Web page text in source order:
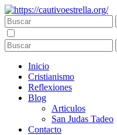
Inicio
Cristianismo
Reflexiones
Blog
Articulos
San Judas Tadeo
Contacto